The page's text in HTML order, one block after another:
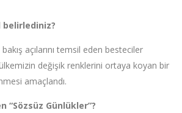
belirlediniz?
açılarını temsil eden besteciler
değişik renklerini ortaya koyan bir
amaçlandı.
“Sözsüz Günlükler”?